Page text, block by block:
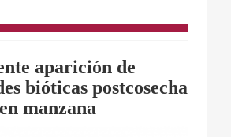
aparición de
bióticas postcosecha
en manzana